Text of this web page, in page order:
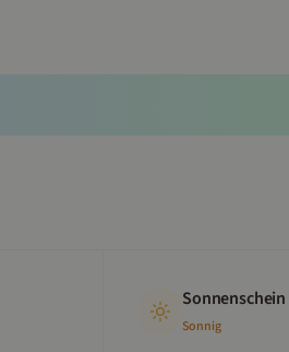
Sonnenschein
Sonnig